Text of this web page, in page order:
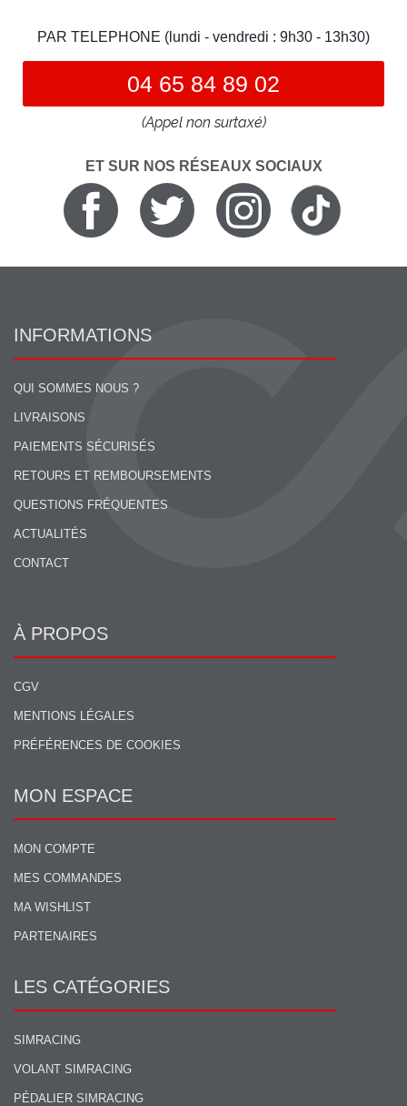
PAR TELEPHONE (lundi - vendredi : 9h30 - 13h30)
04 65 84 89 02
(Appel non surtaxé)
ET SUR NOS RÉSEAUX SOCIAUX
INFORMATIONS
QUI SOMMES NOUS ?
LIVRAISONS
PAIEMENTS SÉCURISÉS
RETOURS ET REMBOURSEMENTS
QUESTIONS FRÉQUENTES
ACTUALITÉS
CONTACT
À PROPOS
CGV
MENTIONS LÉGALES
PRÉFÉRENCES DE COOKIES
MON ESPACE
MON COMPTE
MES COMMANDES
MA WISHLIST
PARTENAIRES
LES CATÉGORIES
SIMRACING
VOLANT SIMRACING
PÉDALIER SIMRACING